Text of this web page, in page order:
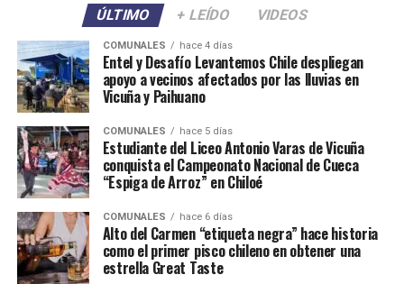
ÚLTIMO + LEÍDO VIDEOS
COMUNALES hace 4 días
Entel y Desafío Levantemos Chile despliegan
apoyo a vecinos afectados por las lluvias en
Vicuña y Paihuano
COMUNALES hace 5 días
Estudiante del Liceo Antonio Varas de Vicuña
conquista el Campeonato Nacional de Cueca
“Espiga de Arroz” en Chiloé
COMUNALES hace 6 días
Alto del Carmen “etiqueta negra” hace historia
como el primer pisco chileno en obtener una
estrella Great Taste